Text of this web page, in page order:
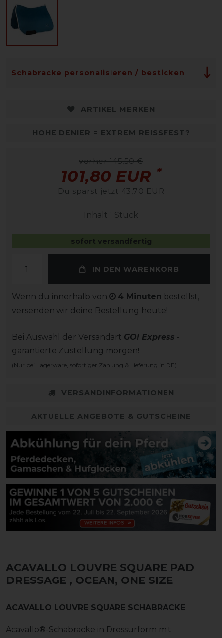
Schabracke personalisieren / besticken
ARTIKEL MERKEN
HOHE DENIER = EXTREM REISSFEST?
vorher 145,50 €
101,80 EUR *
Du sparst jetzt 43,70 EUR
Inhalt 1 Stück
sofort versandfertig
IN DEN WARENKORB
Wenn du innerhalb von 4 Minuten bestellst,
versenden wir deine Bestellung heute!
Bei Auswahl der Versandart GO! Express -
garantierte Zustellung morgen!
(Nur bei Lagerware, sofortiger Zahlung & Lieferung in DE)
VERSANDINFORMATIONEN
AKTUELLE ANGEBOTE & GUTSCHEINE
ACAVALLO LOUVRE SQUARE PAD
DRESSAGE , OCEAN, ONE SIZE
ACAVALLO LOUVRE SQUARE SCHABRACKE
Acavallo®-Schabracke in Dressurform mit